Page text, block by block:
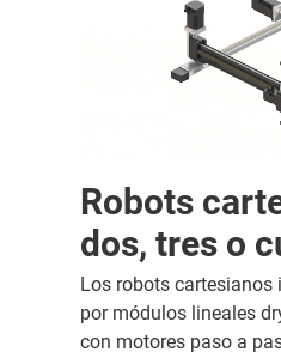
Robots
dos, tres o
Los robots
por módulos lineales
con motores paso a